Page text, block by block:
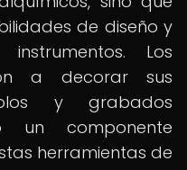
de diseño y
Los
a decorar sus
y grabados
un componente
herramientas de